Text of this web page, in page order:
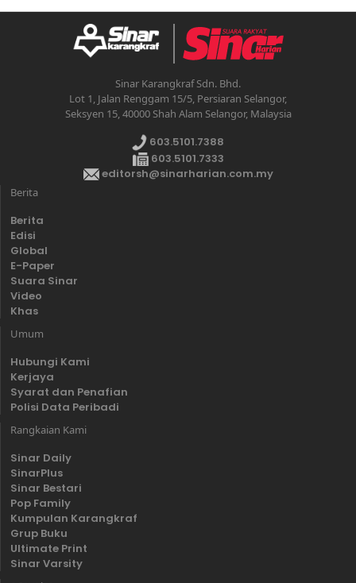
Sinar Karangkraf Sdn. Bhd.
Lot 1, Jalan Renggam 15/5, Persiaran Selangor,
Seksyen 15, 40000 Shah Alam Selangor, Malaysia
603.5101.7388
603.5101.7333
editorsh@sinarharian.com.my
Berita
Berita
Edisi
Global
E-Paper
Suara Sinar
Video
Khas
Umum
Hubungi Kami
Kerjaya
Syarat dan Penafian
Polisi Data Peribadi
Rangkaian Kami
Sinar Daily
SinarPlus
Sinar Bestari
Pop Family
Kumpulan Karangkraf
Grup Buku
Ultimate Print
Sinar Varsity